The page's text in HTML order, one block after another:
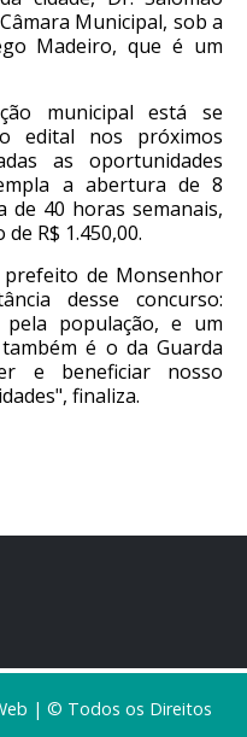
Municipal, sob a
Madeiro, que é um
municipal está se
edital nos próximos
as oportunidades
a abertura de 8
de 40 horas semanais,
R$ 1.450,00.
de Monsenhor
desse concurso:
população, e um
é o da Guarda
e beneficiar nosso
finaliza.
| © Todos os Direitos